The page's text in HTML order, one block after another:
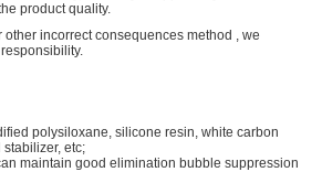
product quality.
incorrect consequences method , we
polysiloxane, silicone resin, white carbon
etc;
maintain good elimination bubble suppression